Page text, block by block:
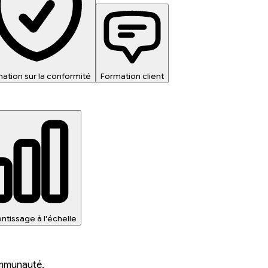
sur la conformité Formation client
à l'échelle